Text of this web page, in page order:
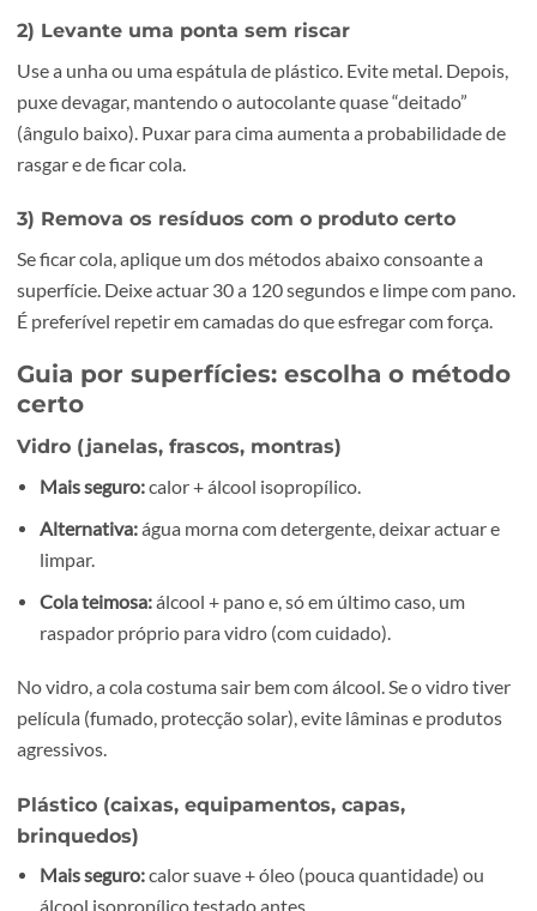
1) Aqueça para amolecer o adesivo
Aponte o secador para o autocolante durante 20 a 60
segundos, a uma distância segura. O objectivo é aquecer
adesivo, não sobreaquecer a superfície. Com calor, o
cola.
2) Levante uma ponta sem riscar
Use a unha ou uma espátula de plástico. Evite metal.
puxe devagar, mantendo o autocolante quase “deitado”
(ângulo baixo). Puxar para cima aumenta a
rasgar e de ficar cola.
3) Remova os resíduos com o produto certo
Se ficar cola, aplique um dos métodos abaixo consoante a
superfície. Deixe actuar 30 a 120 segundos e limpe com
É preferível repetir em camadas do que esfregar com
Guia por superfícies: escolha o
certo
Vidro (janelas, frascos, montras)
Mais seguro:calor + álcool isopropílico.
Alternativa:
limpar.